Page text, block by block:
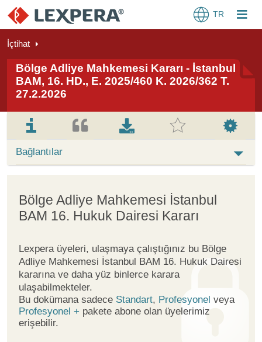
TR
İçtihat
Bölge Adliye Mahkemesi Kararı - İstanbul
BAM, 16. HD., E. 2025/460 K. 2026/362 T.
27.2.2026
Bağlantılar
Bölge Adliye Mahkemesi İstanbul
BAM 16. Hukuk Dairesi Kararı
Lexpera üyeleri, ulaşmaya çalıştığınız bu Bölge
Adliye Mahkemesi İstanbul BAM 16. Hukuk Dairesi
kararına ve daha yüz binlerce karara
ulaşabilmekteler.
Bu dokümana sadece Standart, Profesyonel veya
Profesyonel + pakete abone olan üyelerimiz
erişebilir.